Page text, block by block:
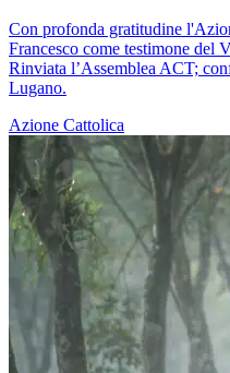
Con profonda gratitudine
Francesco come testimone del
Rinviata l’Assemblea ACT;
Lugano.
Azione Cattolica